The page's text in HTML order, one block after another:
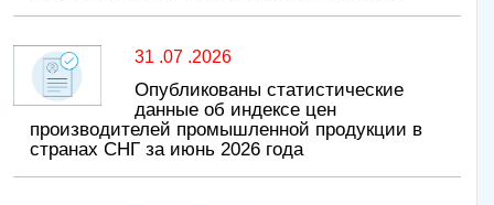
31 .07 .2026
Опубликованы статистические
данные об индексе цен
производителей промышленной продукции в
странах СНГ за июнь 2026 года